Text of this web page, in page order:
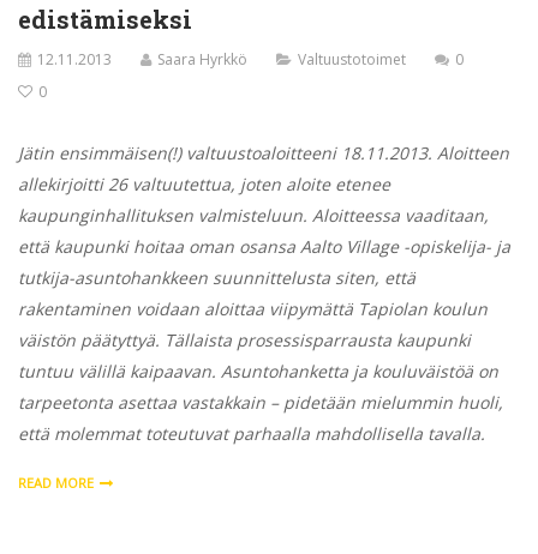
edistämiseksi
12.11.2013 Saara Hyrkkö Valtuustotoimet
0
0
Jätin ensimmäisen(!) valtuustoaloitteeni 18.11.2013. Aloitteen
allekirjoitti 26 valtuutettua, joten aloite etenee
kaupunginhallituksen valmisteluun. Aloitteessa vaaditaan,
että kaupunki hoitaa oman osansa Aalto Village -opiskelija- ja
tutkija-asuntohankkeen suunnittelusta siten, että
rakentaminen voidaan aloittaa viipymättä Tapiolan koulun
väistön päätyttyä. Tällaista prosessisparrausta kaupunki
tuntuu välillä kaipaavan. Asuntohanketta ja kouluväistöä on
tarpeetonta asettaa vastakkain – pidetään mielummin huoli,
että molemmat toteutuvat parhaalla mahdollisella tavalla.
READ MORE